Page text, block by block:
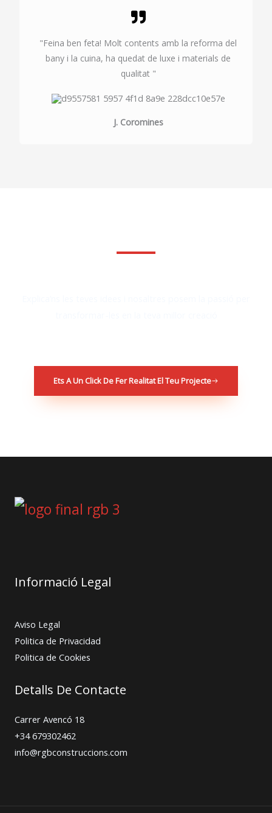
"Feina ben feta! Molt contents amb la reforma del
bany i la cuina, ha quedat de luxe i materials de
qualitat "
J. Coromines
Ets A Un Click De Fer Realitat El Teu Projecte
Informació Legal
Aviso Legal
Politica de Privacidad
Politica de Cookies
Detalls De Contacte
Carrer Avencó 18
+34 679302462
info@rgbconstruccions.com